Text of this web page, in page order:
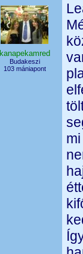
kanapekamred
Budakeszi
103 mániapont